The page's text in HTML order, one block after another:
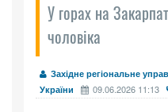
У горах на
чоловіка
Західне регіональне
України
09.06.2026 11:13